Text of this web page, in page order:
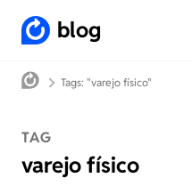
blog
Tags: "varejo físico"
TAG
varejo físico